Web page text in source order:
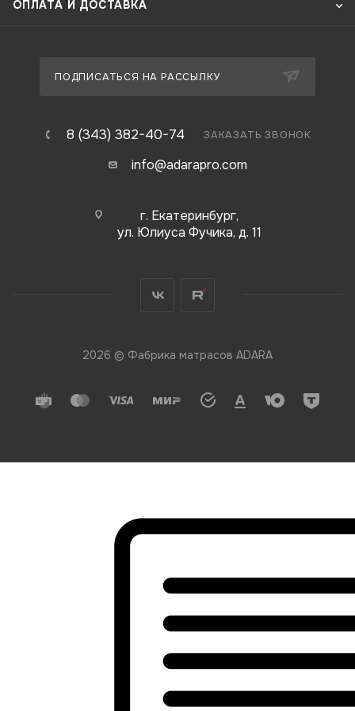
ОПЛАТА И ДОСТАВКА
ПОДПИСАТЬСЯ НА РАССЫЛКУ
8 (343) 382-40-74 ЗАКАЗАТЬ ЗВОНОК
info@adarapro.com
г. Екатеринбург,
ул. Юлиуса Фучика, д. 11
2026 © Фабрика матрасов ADARA